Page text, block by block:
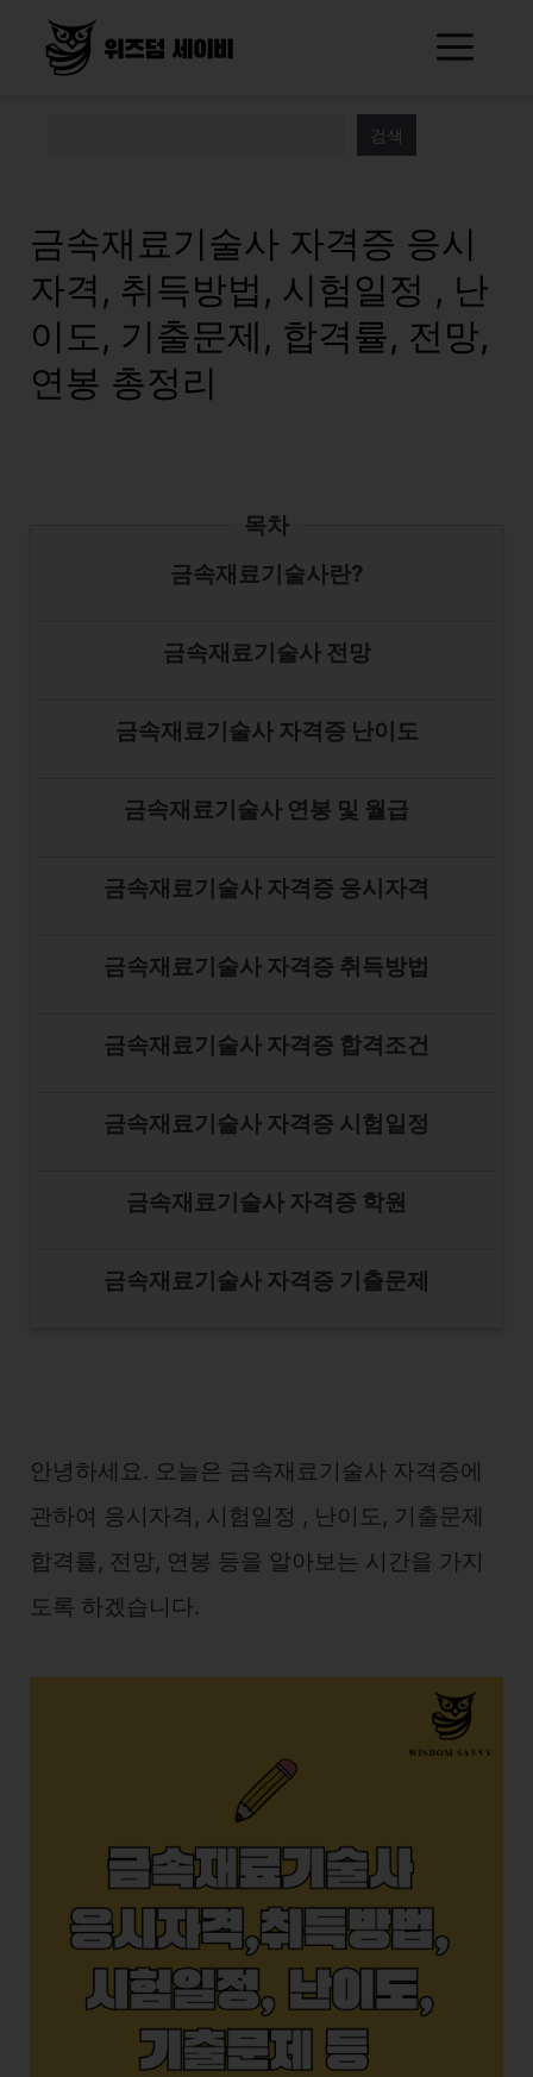
검색
금속재료기술사 자격증 응시
자격, 취득방법, 시험일정 , 난
이도, 기출문제, 합격률, 전망,
연봉 총정리
목차
금속재료기술사란?
금속재료기술사 전망
금속재료기술사 자격증 난이도
금속재료기술사 연봉 및 월급
금속재료기술사 자격증 응시자격
금속재료기술사 자격증 취득방법
금속재료기술사 자격증 합격조건
금속재료기술사 자격증 시험일정
금속재료기술사 자격증 학원
금속재료기술사 자격증 기출문제
안녕하세요. 오늘은 금속재료기술사 자격증에
관하여 응시자격, 시험일정 , 난이도, 기출문제
합격률, 전망, 연봉 등을 알아보는 시간을 가지
도록 하겠습니다.